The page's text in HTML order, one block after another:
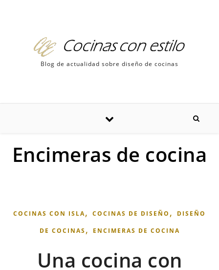
Blog de actualidad sobre diseño de cocinas
Encimeras de cocina
COCINAS CON ISLA, COCINAS DE DISEÑO , DISEÑO
DE COCINAS, ENCIMERAS DE COCINA
Una cocina con